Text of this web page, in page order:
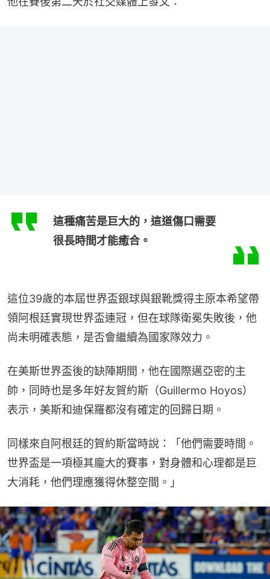
這種痛苦是巨大的，這道傷口需要
很長時間才能癒合。
這位39歲的本屆世界盃銀球與銀靴獎得主原本希望帶
領阿根廷實現世界盃連冠，但在球隊衛冕失敗後，他
尚未明確表態，是否會繼續為國家隊效力。
在美斯世界盃後的缺陣期間，他在國際邁亞密的主
帥，同時也是多年好友賀約斯（Guillermo Hoyos）
表示，美斯和迪保羅都沒有確定的回歸日期。
同樣來自阿根廷的賀約斯當時說：「他們需要時間。
世界盃是一項極其龐大的賽事，對身體和心理都是巨
大消耗，他們理應獲得休整空間。」